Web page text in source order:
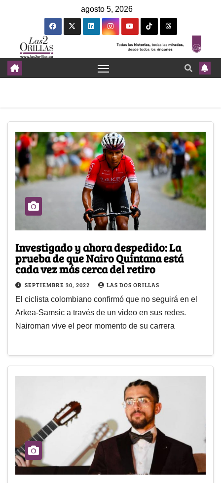
agosto 5, 2026
Investigado y ahora despedido: La
prueba de que Nairo Quintana está
cada vez más cerca del retiro
SEPTIEMBRE 30, 2022 LAS DOS ORILLAS
El ciclista colombiano confirmó que no seguirá en el
Arkea-Samsic a través de un video en sus redes.
Nairoman vive el peor momento de su carrera